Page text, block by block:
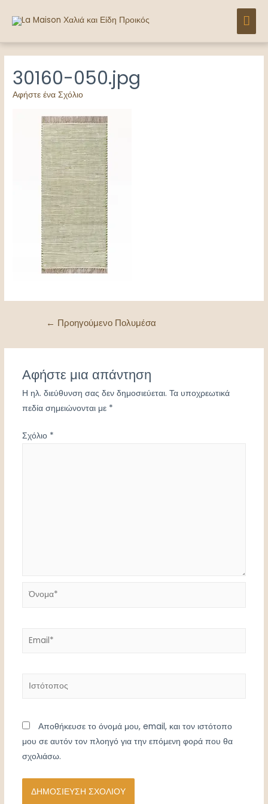
στο
30160-050.jpg
Αφήστε ένα Σχόλιο
Πλοήγηση
← Προηγούμενο Πολυμέσα
Αφήστε μια απάντηση
Η ηλ. διεύθυνση σας δεν δημοσιεύεται. Τα υποχρεωτικά
πεδία σημειώνονται με *
Σχόλιο *
Όνομα*
Email*
Ιστότοπος
Αποθήκευσε το όνομά μου, email, και τον ιστότοπο
μου σε αυτόν τον πλοηγό για την επόμενη φορά που θα
σχολιάσω.